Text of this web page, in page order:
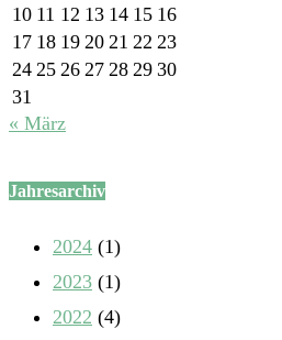
10 11 12 13 14 15 16
17 18 19 20 21 22 23
24 25 26 27 28 29 30
31
« März
Jahresarchiv
2024 (1)
2023 (1)
2022 (4)